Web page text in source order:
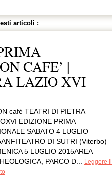
articoli :
CAFE’ |
LAZIO XVI
cafè TEATRI DI PIETRA
EDIZIONE PRIMA
SABATO 4 LUGLIO
DI SUTRI (Viterbo)
5 LUGLIO 2015AREA
PARCO D...
Leggere il